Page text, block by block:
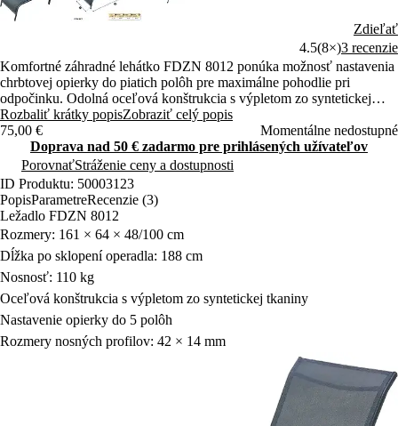
Zdieľať
4.5(8×)3 recenzie
Komfortné záhradné lehátko FDZN 8012 ponúka možnosť nastavenia
chrbtovej opierky do piatich polôh pre maximálne pohodlie pri
odpočinku. Odolná oceľová konštrukcia s výpletom zo syntetickej
tkaniny zaisťuje vysokú stabilitu aj dlhú životnosť. Ľahká a
bezúdržbová konštrukcia umožňuje jednoduché prenášanie a pohodlné
používanie v interiéri aj exteriéri.
Rozbaliť krátky popisZobraziť celý popis
75,00 €
Momentálne nedostupné
Doprava nad 50 € zadarmo pre prihlásených užívateľov
PorovnaťStráženie ceny a dostupnosti
ID Produktu: 50003123
PopisParametreRecenzie (3)
Ležadlo FDZN 8012
Rozmery: 161 × 64 × 48/100 cm
Dĺžka po sklopení operadla: 188 cm
Nosnosť: 110 kg
Oceľová konštrukcia s výpletom zo syntetickej tkaniny
Nastavenie opierky do 5 polôh
Rozmery nosných profilov: 42 × 14 mm